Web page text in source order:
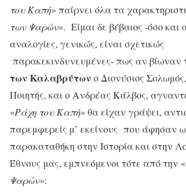
του Καπή»παίρνει όλα τα
των Ψαρών». Είμαι δε βέβαιος -όσο και
αναλογίες, γενικώς, είναι σχετικώς
παρακεκινδυνευμένες- πως αν βίωναν
των Καλαβρύτων ο Διονύσιος
Ποιητής, και ο Ανδρέας Κάλβος,
«Ράχη του Καπή»θα είχαν γράψει,
παρεμφερείς μ’ εκείνους που άφησαν
παρακαταθήκη στην Ιστορία και στην
Έθνους μας, εμπνεόμενοι τότε από την «
Ψαρών»: